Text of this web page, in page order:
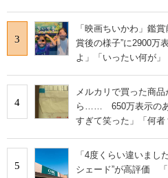
3
「映画ちいかわ」鑑
賞後の様子”に2900万
よ」「いったい何が」
4
メルカリで買った商
ら…… 650万表示のあ
すぎて笑った」「何者
5
「4度くらい違いま
シェード”が高評価